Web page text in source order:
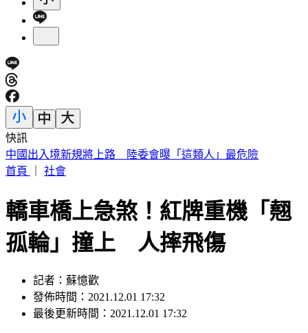
快訊
《花蓮好FUN》YOYO家族互動秀 每週六日花蓮鯉魚潭演出
首頁
社會
轎車橋上急煞！紅牌重機「翹
孤輪」撞上 人摔飛傷
記者：蘇憶歡
發佈時間：2021.12.01 17:32
最後更新時間：2021.12.01 17:32